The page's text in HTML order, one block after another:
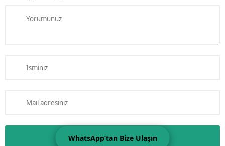
WhatsApp’tan Bize Ulaşın